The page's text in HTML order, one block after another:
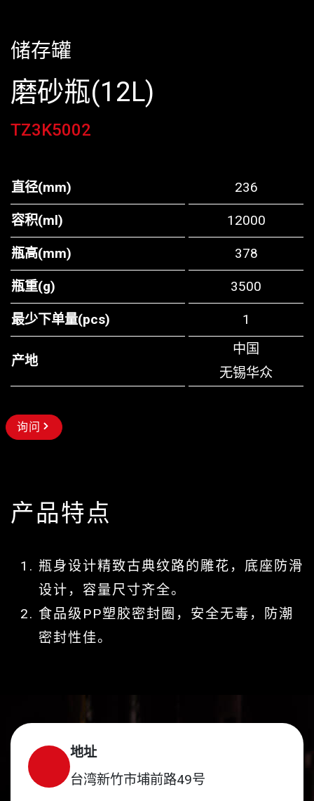
储存罐
磨砂瓶(12L)
TZ3K5002
直径(mm) 236
容积(ml) 12000
瓶高(mm) 378
瓶重(g) 3500
最少下单量(pcs) 1
产地
中国
无锡华众
询问
产品特点
瓶身设计精致古典纹路的雕花，底座防滑
设计，容量尺寸齐全。
食品级PP塑胶密封圈，安全无毒，防潮
密封性佳。
地址
台湾新竹市埔前路49号